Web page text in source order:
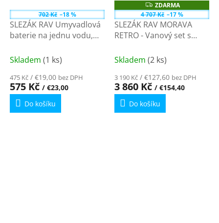
702 Kč –18 %
SLEZÁK RAV Umyvadlová
baterie na jednu vodu,
Skladem (1 ks)
475 Kč / €19,00 bez DPH
575 Kč / €23,00
Do košíku
Z
D
A
R
A
ZDARMA
4 707 Kč –17 %
SLEZÁK RAV MORAVA
RETRO - Vanový set s
- 1/2"
Skladem (2 ks)
3 190 Kč / €127,60 bez DPH
3 860 Kč / €154,40
Do košíku